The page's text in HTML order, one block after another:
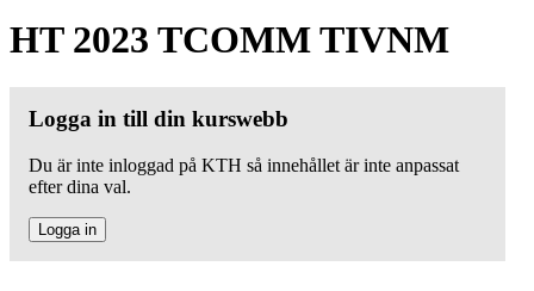
HT 2023 TCOMM TIVNM
Logga in till din kurswebb
Du är inte inloggad på KTH så innehållet är inte anpassat
efter dina val.
Logga in